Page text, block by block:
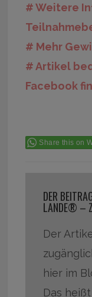
# Weitere
# Mehr
# Artikel
Facebook
Share this on
DER
LANDE® –
Der
hier im
Das